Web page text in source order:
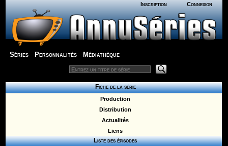
Inscription Connexion
Séries Personnalités Médiathèque
Fiche de la série
Production
Distribution
Actualités
Liens
Liste des épisodes